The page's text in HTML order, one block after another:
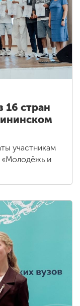
16 стран
участникам
«Молодёжь и